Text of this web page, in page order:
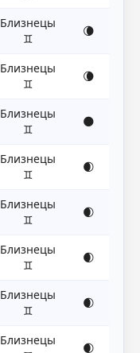
Близнецы
♊
🌘
Близнецы
♊
🌘
Близнецы
♊
🌑
Близнецы
♊
🌒
Близнецы
♊
🌒
Близнецы
♊
🌒
Близнецы
♊
🌒
Близнецы
🌒